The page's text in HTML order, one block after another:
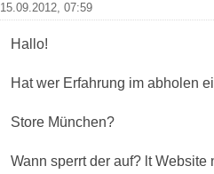
15.09.2012, 07:59
Hallo!
Hat wer Erfahrung im abholen
Store München?
Wann sperrt der auf? lt Website